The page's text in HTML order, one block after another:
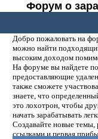
Форум о
Добро пожаловать на
можно найти
высоким доходом
На форуме вы найдете
предоставляющие
также сможете
знаете, что
это лохотрон, чтобы
начать зарабатывать
Создавайте новые темы,
ссылками и первая